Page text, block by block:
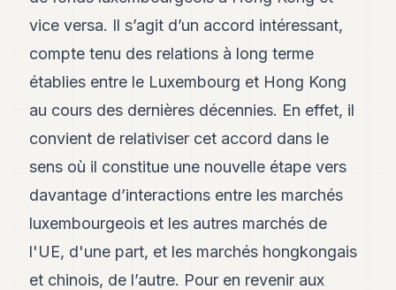
vice versa. Il s’agit d’un accord intéressant,
compte tenu des relations à long terme
établies entre le Luxembourg et Hong Kong
au cours des dernières décennies. En effet, il
convient de relativiser cet accord dans le
sens où il constitue une nouvelle étape vers
davantage d’interactions entre les marchés
luxembourgeois et les autres marchés de
l'UE, d'une part, et les marchés hongkongais
et chinois, de l’autre. Pour en revenir aux